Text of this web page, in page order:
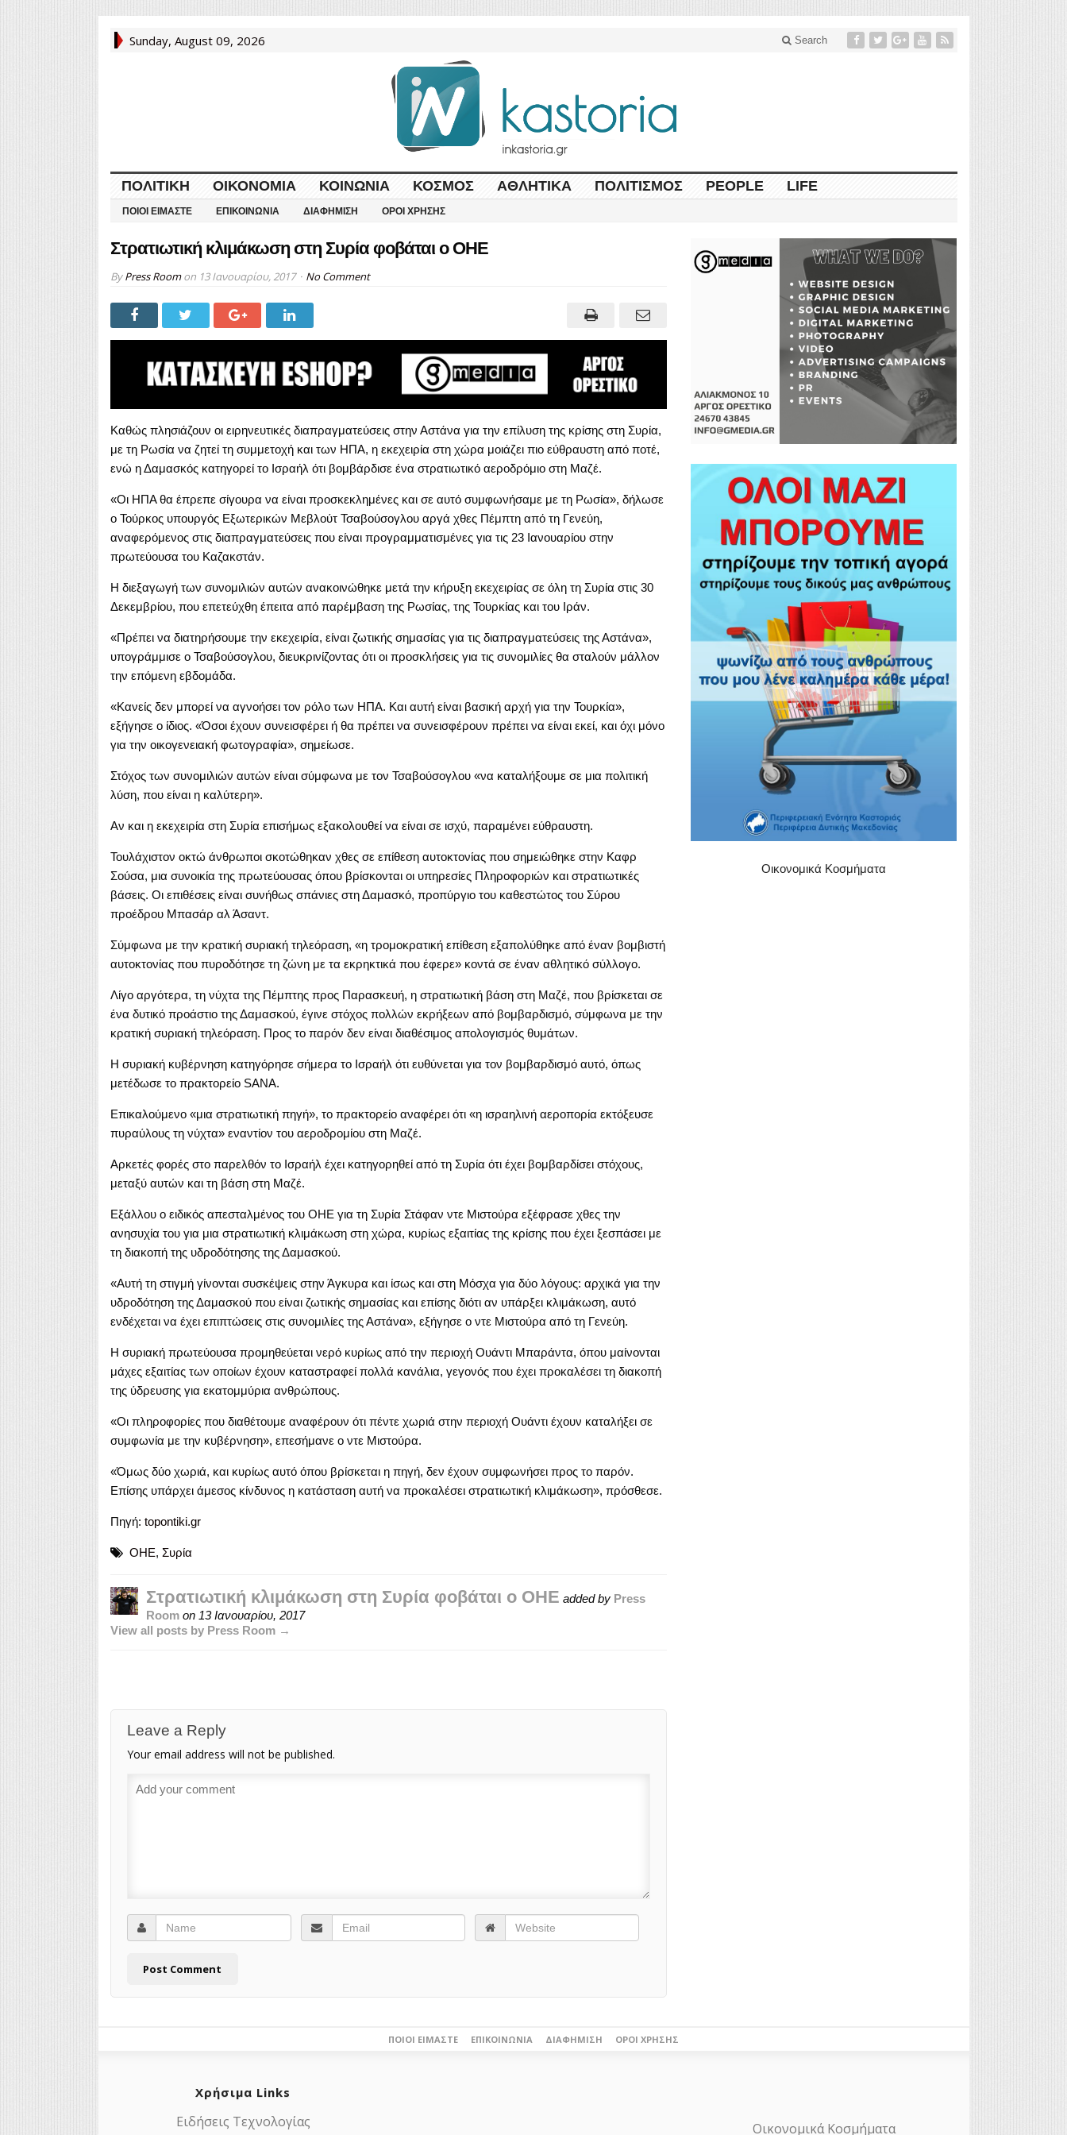
Sunday, August 09, 2026 Search
ΠΟΛΙΤΙΚΉ ΟΙΚΟΝΟΜΊΑ ΚΟΙΝΩΝΊΑ ΚΌΣΜΟΣ ΑΘΛΗΤΙΚΆ ΠΟΛΙΤΙΣΜΌΣ PEOPLE LIFE
ΠΟΙΟΙ ΕΊΜΑΣΤΕ ΕΠΙΚΟΙΝΩΝΊΑ ΔΙΑΦΉΜΙΣΗ ΌΡΟΙ ΧΡΉΣΗΣ
Στρατιωτική κλιμάκωση στη Συρία φοβάται ο ΟΗΕ
ByPress Roomon 13 Ιανουαρίου, 2017 No Comment
Καθώς πλησιάζουν οι ειρηνευτικές διαπραγματεύσεις στην Αστάνα για την επίλυση της κρίσης στη Συρία,
με τη Ρωσία να ζητεί τη συμμετοχή και των ΗΠΑ, η εκεχειρία στη χώρα μοιάζει πιο εύθραυστη από ποτέ,
ενώ η Δαμασκός κατηγορεί το Ισραήλ ότι βομβάρδισε ένα στρατιωτικό αεροδρόμιο στη Μαζέ.
«Οι ΗΠΑ θα έπρεπε σίγουρα να είναι προσκεκλημένες και σε αυτό συμφωνήσαμε με τη Ρωσία», δήλωσε
ο Τούρκος υπουργός Εξωτερικών Μεβλούτ Τσαβούσογλου αργά χθες Πέμπτη από τη Γενεύη,
αναφερόμενος στις διαπραγματεύσεις που είναι προγραμματισμένες για τις 23 Ιανουαρίου στην
πρωτεύουσα του Καζακστάν.
Η διεξαγωγή των συνομιλιών αυτών ανακοινώθηκε μετά την κήρυξη εκεχειρίας σε όλη τη Συρία στις 30
Δεκεμβρίου, που επετεύχθη έπειτα από παρέμβαση της Ρωσίας, της Τουρκίας και του Ιράν.
«Πρέπει να διατηρήσουμε την εκεχειρία, είναι ζωτικής σημασίας για τις διαπραγματεύσεις της Αστάνα»,
υπογράμμισε ο Τσαβούσογλου, διευκρινίζοντας ότι οι προσκλήσεις για τις συνομιλίες θα σταλούν μάλλον
την επόμενη εβδομάδα.
«Κανείς δεν μπορεί να αγνοήσει τον ρόλο των ΗΠΑ. Και αυτή είναι βασική αρχή για την Τουρκία»,
εξήγησε ο ίδιος. «Όσοι έχουν συνεισφέρει ή θα πρέπει να συνεισφέρουν πρέπει να είναι εκεί, και όχι μόνο
για την οικογενειακή φωτογραφία», σημείωσε.
Στόχος των συνομιλιών αυτών είναι σύμφωνα με τον Τσαβούσογλου «να καταλήξουμε σε μια πολιτική
λύση, που είναι η καλύτερη».
Αν και η εκεχειρία στη Συρία επισήμως εξακολουθεί να είναι σε ισχύ, παραμένει εύθραυστη.
Τουλάχιστον οκτώ άνθρωποι σκοτώθηκαν χθες σε επίθεση αυτοκτονίας που σημειώθηκε στην Καφρ
Σούσα, μια συνοικία της πρωτεύουσας όπου βρίσκονται οι υπηρεσίες Πληροφοριών και στρατιωτικές
βάσεις. Οι επιθέσεις είναι συνήθως σπάνιες στη Δαμασκό, προπύργιο του καθεστώτος του Σύρου
προέδρου Μπασάρ αλ Άσαντ.
Σύμφωνα με την κρατική συριακή τηλεόραση, «η τρομοκρατική επίθεση εξαπολύθηκε από έναν βομβιστή
αυτοκτονίας που πυροδότησε τη ζώνη με τα εκρηκτικά που έφερε» κοντά σε έναν αθλητικό σύλλογο.
Λίγο αργότερα, τη νύχτα της Πέμπτης προς Παρασκευή, η στρατιωτική βάση στη Μαζέ, που βρίσκεται σε
ένα δυτικό προάστιο της Δαμασκού, έγινε στόχος πολλών εκρήξεων από βομβαρδισμό, σύμφωνα με την
κρατική συριακή τηλεόραση. Προς το παρόν δεν είναι διαθέσιμος απολογισμός θυμάτων.
Η συριακή κυβέρνηση κατηγόρησε σήμερα το Ισραήλ ότι ευθύνεται για τον βομβαρδισμό αυτό, όπως
μετέδωσε το πρακτορείο SANA.
Επικαλούμενο «μια στρατιωτική πηγή», το πρακτορείο αναφέρει ότι «η ισραηλινή αεροπορία εκτόξευσε
πυραύλους τη νύχτα» εναντίον του αεροδρομίου στη Μαζέ.
Αρκετές φορές στο παρελθόν το Ισραήλ έχει κατηγορηθεί από τη Συρία ότι έχει βομβαρδίσει στόχους,
μεταξύ αυτών και τη βάση στη Μαζέ.
Εξάλλου ο ειδικός απεσταλμένος του ΟΗΕ για τη Συρία Στάφαν ντε Μιστούρα εξέφρασε χθες την
ανησυχία του για μια στρατιωτική κλιμάκωση στη χώρα, κυρίως εξαιτίας της κρίσης που έχει ξεσπάσει με
τη διακοπή της υδροδότησης της Δαμασκού.
«Αυτή τη στιγμή γίνονται συσκέψεις στην Άγκυρα και ίσως και στη Μόσχα για δύο λόγους: αρχικά για την
υδροδότηση της Δαμασκού που είναι ζωτικής σημασίας και επίσης διότι αν υπάρξει κλιμάκωση, αυτό
ενδέχεται να έχει επιπτώσεις στις συνομιλίες της Αστάνα», εξήγησε ο ντε Μιστούρα από τη Γενεύη.
Η συριακή πρωτεύουσα προμηθεύεται νερό κυρίως από την περιοχή Ουάντι Μπαράντα, όπου μαίνονται
μάχες εξαιτίας των οποίων έχουν καταστραφεί πολλά κανάλια, γεγονός που έχει προκαλέσει τη διακοπή
της ύδρευσης για εκατομμύρια ανθρώπους.
«Οι πληροφορίες που διαθέτουμε αναφέρουν ότι πέντε χωριά στην περιοχή Ουάντι έχουν καταλήξει σε
συμφωνία με την κυβέρνηση», επεσήμανε ο ντε Μιστούρα.
«Όμως δύο χωριά, και κυρίως αυτό όπου βρίσκεται η πηγή, δεν έχουν συμφωνήσει προς το παρόν.
Επίσης υπάρχει άμεσος κίνδυνος η κατάσταση αυτή να προκαλέσει στρατιωτική κλιμάκωση», πρόσθεσε.
Πηγή: topontiki.gr
ΟΗΕ, Συρία
Στρατιωτική κλιμάκωση στη Συρία φοβάται ο ΟΗΕ added by Press
Roomon 13 Ιανουαρίου, 2017
View all posts by Press Room →
Leave a Reply
Your email address will not be published.
Οικονομικά Κοσμήματα
ΠΟΙΟΙ ΕΊΜΑΣΤΕ ΕΠΙΚΟΙΝΩΝΊΑ ΔΙΑΦΉΜΙΣΗ ΌΡΟΙ ΧΡΉΣΗΣ
Χρήσιμα Links
Ειδήσεις Τεχνολογίας Οικονομικά Κοσμήματα